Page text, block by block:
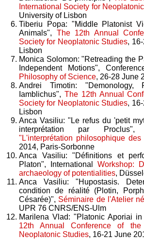
International Society for
University of Lisbon
Tiberiu Popa: "Middle Platonist
Animals", The 12th Annual
Society for Neoplatonic Studies,
Lisbon
Monica Solomon: "Retreading the
Independent Motions",
Philosophy of Science, 26-28 June
Andrei Timotin:
Iamblichus", The 12th Annual
Society for Neoplatonic Studies,
Lisbon
Anca Vasiliu: "Le refus du 'petit
interprétation par
"L'interprétation philosophique
2014, Paris-Sorbonne
Anca Vasiliu: "Définitions et
Platon", InternationalWorkshop:
archaeology of potentialities,
Anca Vasiliu: "Hupostasis.
condition de réalité (Plotin,
Césarée)", Séminaire de l'Atelier
UPR 76 CNRS/ENS-Ulm
Marilena Vlad: "Platonic Aporiai
12th Annual Conference of
Neoplatonic Studies, 16-21 June